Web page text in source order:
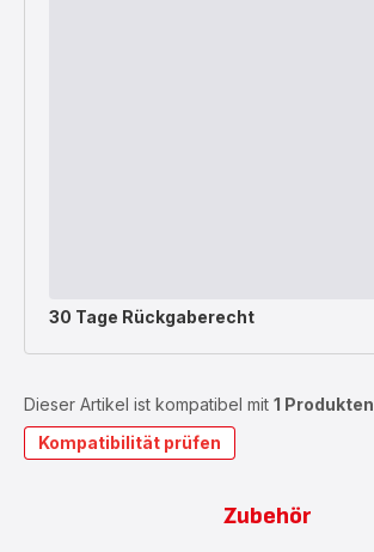
30 Tage Rückgaberecht
Dieser Artikel ist kompatibel mit 1 Produkten
Kompatibilität prüfen
Zubehör